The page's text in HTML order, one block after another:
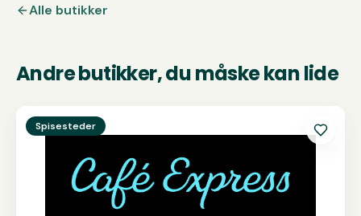
Alle butikker
Andre butikker, du måske kan lide
SeCafé Express
Spisesteder